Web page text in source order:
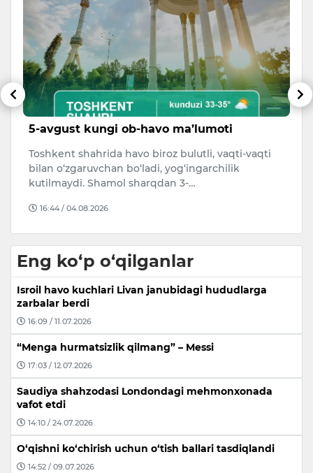
5-avgust kungi ob-havo ma’lumoti
Toshkent shahrida havo biroz bulutli, vaqti-vaqti
bilan o‘zgaruvchan bo‘ladi, yog‘ingarchilik
kutilmaydi. Shamol sharqdan 3-…
16:44 / 04.08.2026
Eng ko‘p o‘qilganlar
Isroil havo kuchlari Livan janubidagi hududlarga
zarbalar berdi
16:09 / 11.07.2026
“Menga hurmatsizlik qilmang” – Messi
17:03 / 12.07.2026
Saudiya shahzodasi Londondagi mehmonxonada
vafot etdi
14:10 / 24.07.2026
O‘qishni ko‘chirish uchun o‘tish ballari tasdiqlandi
14:52 / 09.07.2026